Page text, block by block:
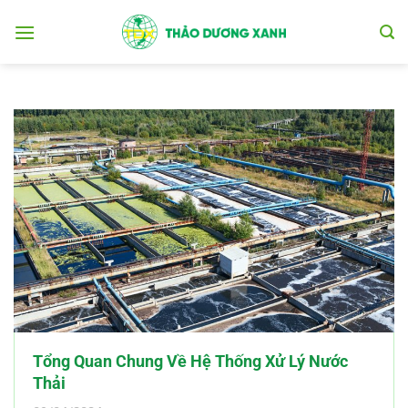
đến
Tổng Quan Chung Về Hệ Thống Xử Lý Nước
Thải